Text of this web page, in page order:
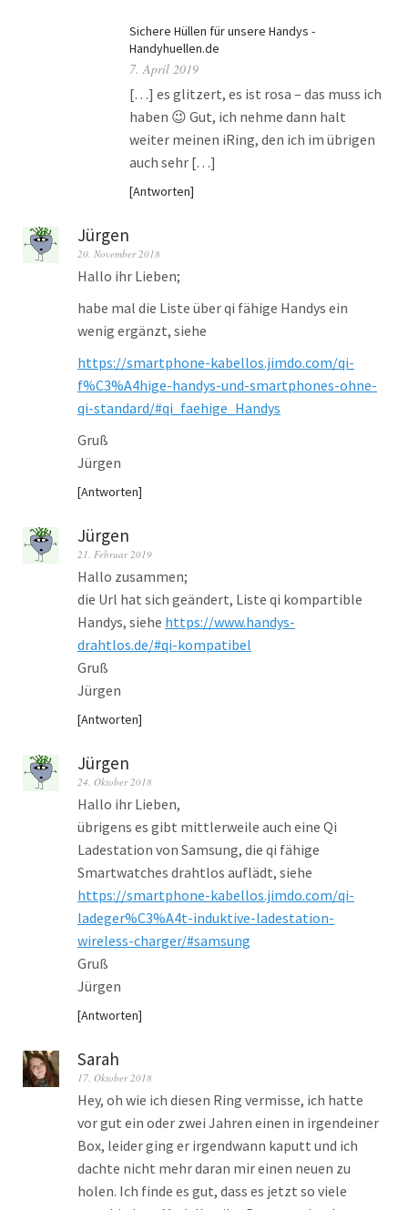
Sichere Hüllen für unsere Handys -
Handyhuellen.de
7. April 2019
[…] es glitzert, es ist rosa – das muss ich
haben 😉 Gut, ich nehme dann halt
weiter meinen iRing, den ich im übrigen
auch sehr […]
Antworten
Jürgen
20. November 2018
Hallo ihr Lieben;
habe mal die Liste über qi fähige Handys ein
wenig ergänzt, siehe
https://smartphone-kabellos.jimdo.com/qi-
f%C3%A4hige-handys-und-smartphones-ohne-
qi-standard/#qi_faehige_Handys
Gruß
Jürgen
Antworten
Jürgen
21. Februar 2019
Hallo zusammen;
die Url hat sich geändert, Liste qi kompartible
Handys, siehe https://www.handys-
drahtlos.de/#qi-kompatibel
Gruß
Jürgen
Antworten
Jürgen
24. Oktober 2018
Hallo ihr Lieben,
übrigens es gibt mittlerweile auch eine Qi
Ladestation von Samsung, die qi fähige
Smartwatches drahtlos auflädt, siehe
https://smartphone-kabellos.jimdo.com/qi-
ladeger%C3%A4t-induktive-ladestation-
wireless-charger/#samsung
Gruß
Jürgen
Antworten
Sarah
17. Oktober 2018
Hey, oh wie ich diesen Ring vermisse, ich hatte
vor gut ein oder zwei Jahren einen in irgendeiner
Box, leider ging er irgendwann kaputt und ich
dachte nicht mehr daran mir einen neuen zu
holen. Ich finde es gut, dass es jetzt so viele